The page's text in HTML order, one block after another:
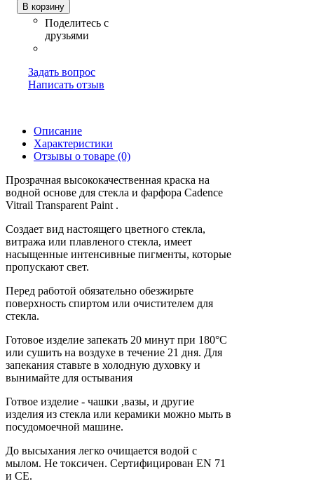
В корзину
Задать вопрос
Написать отзыв
Описание
Характеристики
Отзывы о товаре (0)
Прозрачная высококачественная краска на
водной основе для стекла и фарфора Cadence
Vitrail Transparent Paint .
Создает вид настоящего цветного стекла,
витража или плавленого стекла, имеет
насыщенные интенсивные пигменты, которые
пропускают свет.
Перед работой обязательно обезжирьте
поверхность спиртом или очистителем для
стекла.
Готовое изделие запекать 20 минут при 180°C
или сушить на воздухе в течение 21 дня. Для
запекания ставьте в холодную духовку и
вынимайте для остывания
Готвое изделие - чашки ,вазы, и другие
изделия из стекла или керамики можно мыть в
посудомоечной машине.
До высыхания легко очищается водой с
мылом. Не токсичен. Сертифицирован EN 71
и CE.